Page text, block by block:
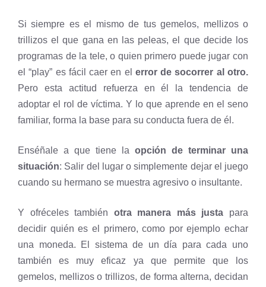
Si siempre es el mismo de tus gemelos, mellizos o
trillizos el que gana en las peleas, el que decide los
programas de la tele, o quien primero puede jugar con
el “play” es fácil caer en el error de socorrer al otro.
Pero esta actitud refuerza en él la tendencia de
adoptar el rol de víctima. Y lo que aprende en el seno
familiar, forma la base para su conducta fuera de él.
Enséñale a que tiene la opción de terminar una
situación: Salir del lugar o simplemente dejar el juego
cuando su hermano se muestra agresivo o insultante.
Y ofréceles también otra manera más justa para
decidir quién es el primero, como por ejemplo echar
una moneda. El sistema de un día para cada uno
también es muy eficaz ya que permite que los
gemelos, mellizos o trillizos, de forma alterna, decidan